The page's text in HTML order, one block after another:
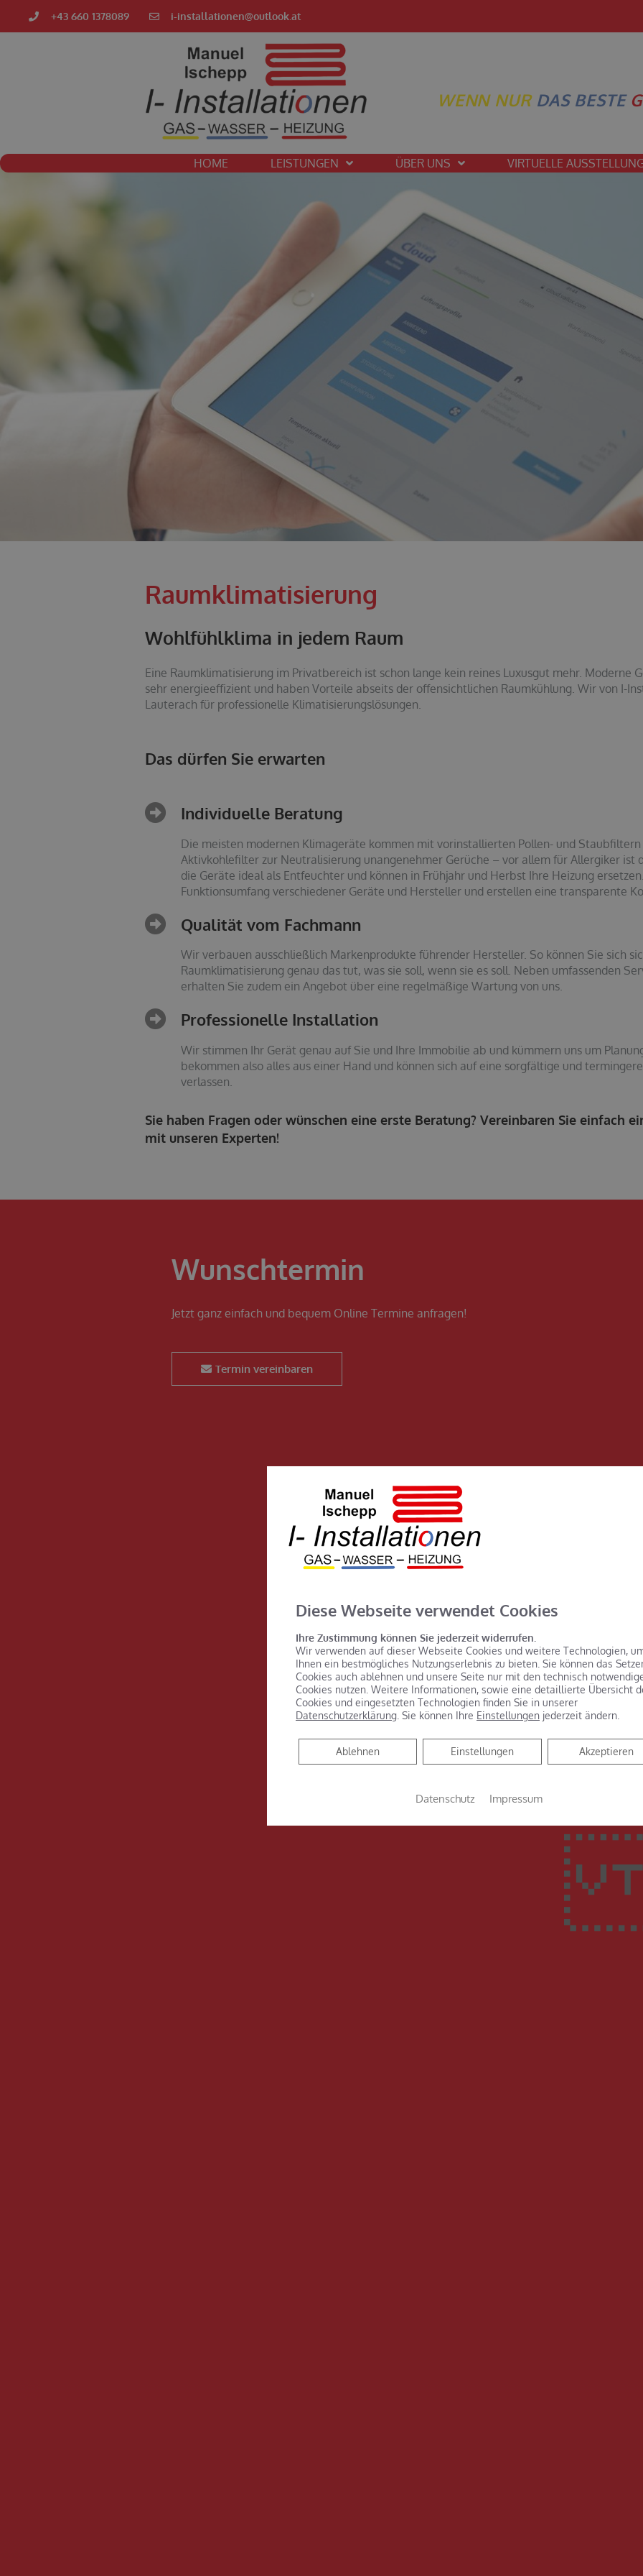
+43 660 1378089 i-installationen@outlook.at
WENN NUR DAS BESTE
HOME LEISTUNGEN ÜBER UNS VIRTUELLE
Raumklimatisierung
Wohlfühlklima in jedem Raum
Eine Raumklimatisierung im Privatbereich ist schon lange kein reines Luxusgut mehr. Moderne
sehr energieeffizient und haben Vorteile abseits der offensichtlichen Raumkühlung. Wir von I-
Lauterach für professionelle Klimatisierungslösungen.
Das dürfen Sie erwarten
Individuelle Beratung
Die meisten modernen Klimageräte kommen mit vorinstallierten Pollen- und
Aktivkohlefilter zur Neutralisierung unangenehmer Gerüche – vor allem für Allergiker ist
die Geräte ideal als Entfeuchter und können in Frühjahr und Herbst Ihre Heizung
Funktionsumfang verschiedener Geräte und Hersteller und erstellen eine transparente
Qualität vom Fachmann
Wir verbauen ausschließlich Markenprodukte führender Hersteller. So können Sie sich
Raumklimatisierung genau das tut, was sie soll, wenn sie es soll. Neben umfassenden
erhalten Sie zudem ein Angebot über eine regelmäßige Wartung von uns.
Professionelle Installation
Wir stimmen Ihr Gerät genau auf Sie und Ihre Immobilie ab und kümmern uns um
bekommen also alles aus einer Hand und können sich auf eine sorgfältige und
verlassen.
Sie haben Fragen oder wünschen eine erste Beratung? Vereinbaren Sie einfach
mit unseren Experten!
Wunschtermin
Jetzt ganz einfach und bequem Online Termine anfragen!
Termin vereinbaren
Diese Webseite verwendet Cookies
Ihre Zustimmung können Sie jederzeit widerrufen.
Wir verwenden auf dieser Webseite Cookies und weitere Technologien,
Ihnen ein bestmögliches Nutzungserlebnis zu bieten. Sie können das
Cookies auch ablehnen und unsere Seite nur mit den technisch
Cookies nutzen. Weitere Informationen, sowie eine detaillierte Übersicht
Cookies und eingesetzten Technologien finden Sie in unserer
Datenschutzerklärung . Sie können Ihre Einstellungen jederzeit ändern.
Akzeptieren
Einstellungen
Ablehnen
Ablehnen
Datenschutz Impressum